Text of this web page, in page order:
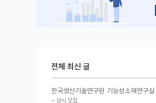
전체 최신 글
한국생산기술연구원 기능성소재연구실
~ 상시 모집